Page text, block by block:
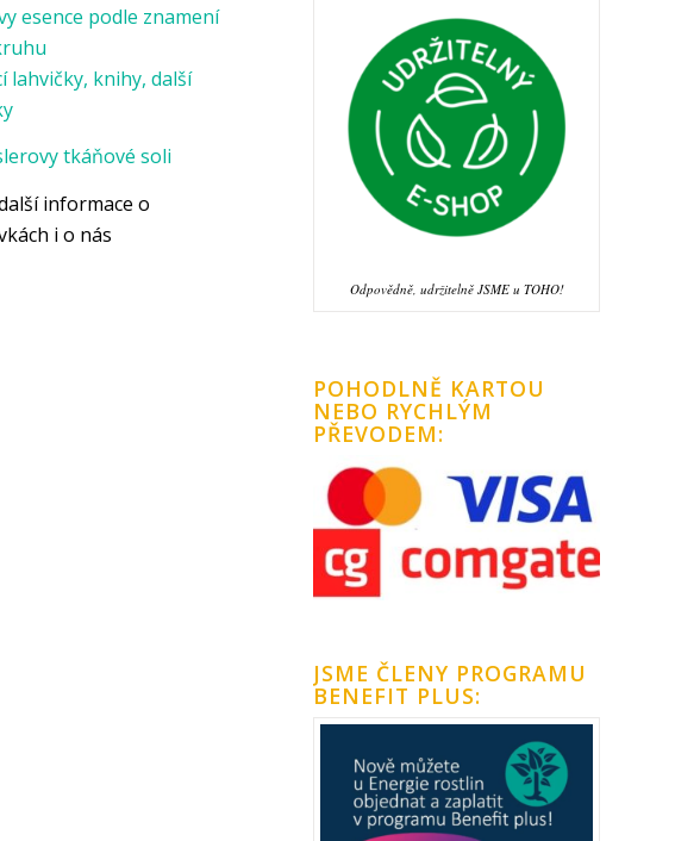
esence podle znamení
lahvičky, knihy, další
tkáňové soli
informace o
i o nás
Odpovědně, udržitelně JSME u TOHO!
POHODLNĚ KARTOU
NEBO RYCHLÝM
PŘEVODEM:
JSME ČLENY PROGRAMU
BENEFIT PLUS: